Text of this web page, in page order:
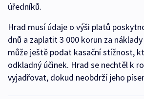
úředníků.
Hrad musí údaje o výši platů
dnů a zaplatit 3 000 korun za
může ještě podat kasační stížnost,
odkladný účinek. Hrad se nechtěl k
vyjadřovat, dokud neobdrží jeho